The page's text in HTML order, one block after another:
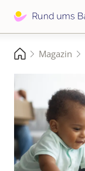
zum
Pfadnavigation
StartseiteMagazin